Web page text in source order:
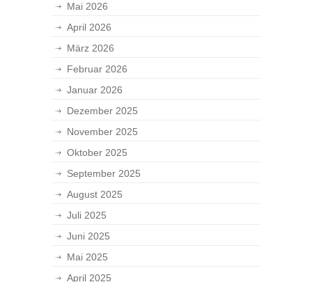
Mai 2026
April 2026
März 2026
Februar 2026
Januar 2026
Dezember 2025
November 2025
Oktober 2025
September 2025
August 2025
Juli 2025
Juni 2025
Mai 2025
April 2025